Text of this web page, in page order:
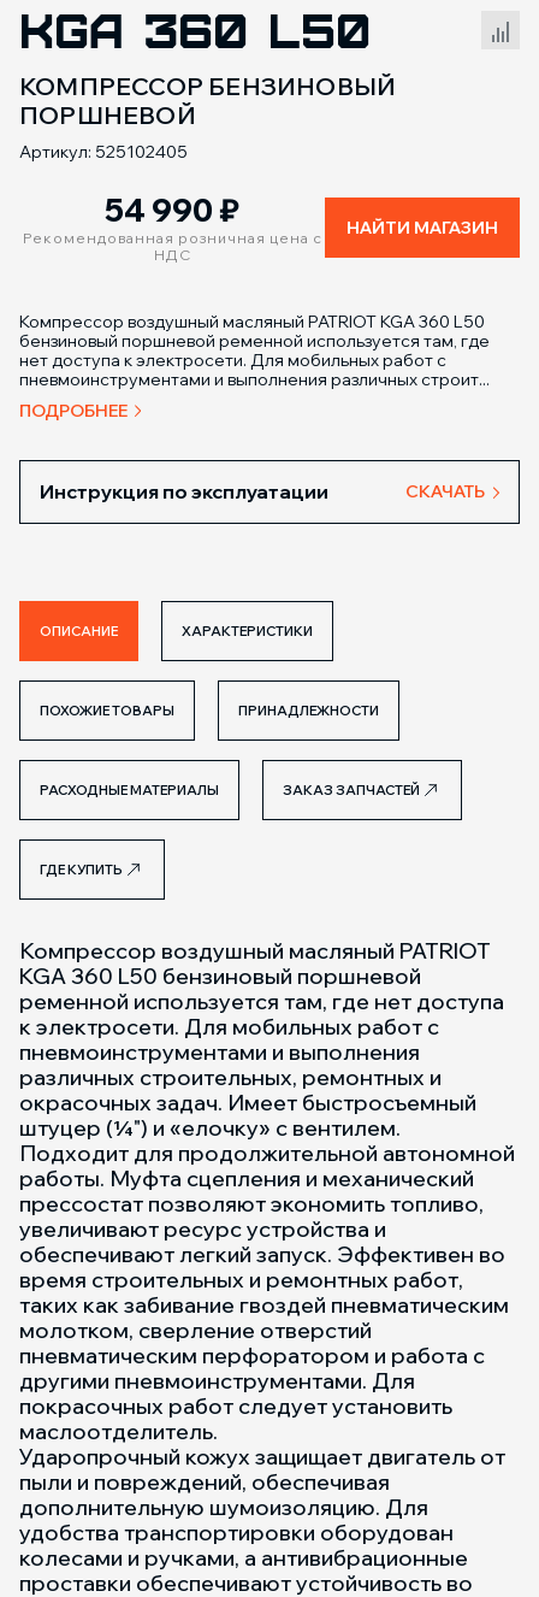
KGA 360 L50
КОМПРЕССОР БЕНЗИНОВЫЙ
ПОРШНЕВОЙ
Сравнение товаров
Артикул: 525102405
54 990 ₽
Рекомендованная розничная цена с
НДС
НАЙТИ МАГАЗИН
Компрессор воздушный масляный PATRIOT KGA 360 L50
бензиновый поршневой ременной используется там, где
нет доступа к электросети. Для мобильных работ с
пневмоинструментами и выполнения различных строит...
ПОДРОБНЕЕ
Инструкция по эксплуатации СКАЧАТЬ
ОПИСАНИЕ ХАРАКТЕРИСТИКИ
ПОХОЖИЕ ТОВАРЫ ПРИНАДЛЕЖНОСТИ
РАСХОДНЫЕ МАТЕРИАЛЫ ЗАКАЗ ЗАПЧАСТЕЙ
ГДЕ КУПИТЬ
Компрессор воздушный масляный PATRIOT
KGA 360 L50 бензиновый поршневой
ременной используется там, где нет доступа
к электросети. Для мобильных работ с
пневмоинструментами и выполнения
различных строительных, ремонтных и
окрасочных задач. Имеет быстросъемный
штуцер (¼") и «елочку» с вентилем.
Подходит для продолжительной автономной
работы. Муфта сцепления и механический
прессостат позволяют экономить топливо,
увеличивают ресурс устройства и
обеспечивают легкий запуск. Эффективен во
время строительных и ремонтных работ,
таких как забивание гвоздей пневматическим
молотком, сверление отверстий
пневматическим перфоратором и работа с
другими пневмоинструментами. Для
покрасочных работ следует установить
маслоотделитель.
Ударопрочный кожух защищает двигатель от
пыли и повреждений, обеспечивая
дополнительную шумоизоляцию. Для
удобства транспортировки оборудован
колесами и ручками, а антивибрационные
проставки обеспечивают устойчивость во